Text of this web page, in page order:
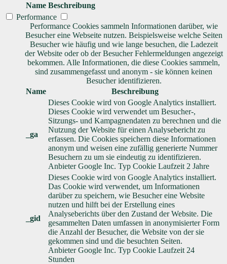
Name Beschreibung
Performance
Performance Cookies sammeln Informationen darüber, wie
Besucher eine Webseite nutzen. Beispielsweise welche Seiten
Besucher wie häufig und wie lange besuchen, die Ladezeit
der Website oder ob der Besucher Fehlermeldungen angezeigt
bekommen. Alle Informationen, die diese Cookies sammeln,
sind zusammengefasst und anonym - sie können keinen
Besucher identifizieren.
Name
Beschreibung
_ga
Dieses Cookie wird von Google Analytics installiert.
Dieses Cookie wird verwendet um Besucher-,
Sitzungs- und Kampagnendaten zu berechnen und die
Nutzung der Website für einen Analysebericht zu
erfassen. Die Cookies speichern diese Informationen
anonym und weisen eine zufällig generierte Nummer
Besuchern zu um sie eindeutig zu identifizieren.
Anbieter Google Inc. Typ Cookie Laufzeit 2 Jahre
_gid
Dieses Cookie wird von Google Analytics installiert.
Das Cookie wird verwendet, um Informationen
darüber zu speichern, wie Besucher eine Website
nutzen und hilft bei der Erstellung eines
Analyseberichts über den Zustand der Website. Die
gesammelten Daten umfassen in anonymisierter Form
die Anzahl der Besucher, die Website von der sie
gekommen sind und die besuchten Seiten.
Anbieter Google Inc. Typ Cookie Laufzeit 24
Stunden